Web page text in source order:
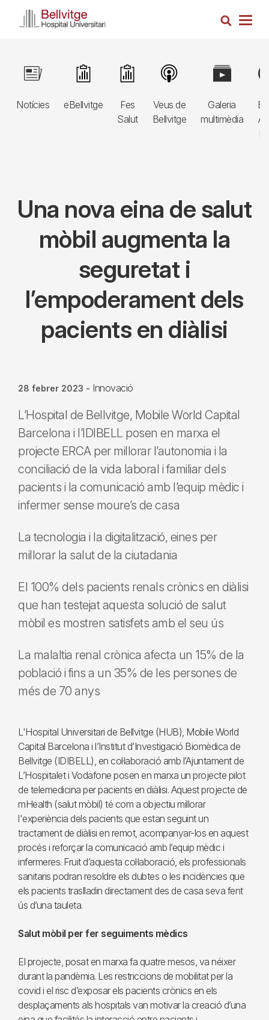
Cerca
Navegació
principal
3r
Notícies
Image
eBellvitge
Image
Fes
Salut
Image
Veus de
Bellvitge
Image
Galeria
multimèdia
Image
Una nova eina de salut
mòbil augmenta la
seguretat i
l’empoderament dels
pacients en diàlisi
28 febrer 2023 - Innovació
L’Hospital de Bellvitge, Mobile World Capital
Barcelona i l’IDIBELL posen en marxa el
projecte ERCA per millorar l’autonomia i la
conciliació de la vida laboral i familiar dels
pacients i la comunicació amb l’equip mèdic i
infermer sense moure’s de casa
La tecnologia i la digitalització, eines per
millorar la salut de la ciutadania
El 100% dels pacients renals crònics en diàlisi
que han testejat aquesta solució de salut
mòbil es mostren satisfets amb el seu ús
La malaltia renal crònica afecta un 15% de la
població i fins a un 35% de les persones de
més de 70 anys
L'Hospital Universitari de Bellvitge (HUB), Mobile World
Capital Barcelona i l’Institut d’Investigació Biomèdica de
Bellvitge (IDIBELL), en col·laboració amb l’Ajuntament de
L’Hospitalet i Vodafone posen en marxa un projecte pilot
de telemedicina per pacients en diàlisi. Aquest projecte de
mHealth (salut mòbil) té com a objectiu millorar
l'experiència dels pacients que estan seguint un
tractament de diàlisi en remot, acompanyar-los en aquest
procés i reforçar la comunicació amb l’equip mèdic i
infermeres. Fruit d’aquesta col·laboració, els professionals
sanitaris podran resoldre els dubtes o les incidències que
els pacients traslladin directament des de casa seva fent
ús d’una tauleta.
Salut mòbil per fer seguiments mèdics
El projecte, posat en marxa fa quatre mesos, va néixer
durant la pandèmia. Les restriccions de mobilitat per la
covid i el risc d’exposar els pacients crònics en els
desplaçaments als hospitals van motivar la creació d’una